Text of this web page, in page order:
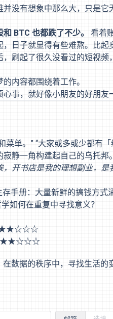
没有想象中那么大，只是它
BTC 也都跌了不少。
看着
日子就显得有些难熬。比起
，刷起了很久没看过的短视
内容都围绕着工作。
事，就好像小朋友的好朋友
菜单。” “大家或多或少都有
静一角构建起自己的乌托邦
开书店是我的理想副业，是
存手册：大量新鲜的搞钱方式
如何在重复中寻找意义？
在数据的秩序中，寻找生活的